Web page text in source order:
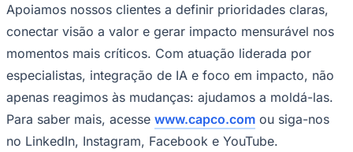
Apoiamos nossos clientes a definir prioridades claras,
conectar visão a valor e gerar impacto mensurável nos
momentos mais críticos. Com atuação liderada por
especialistas, integração de IA e foco em impacto, não
apenas reagimos às mudanças: ajudamos a moldá-las.
Para saber mais, acesse www.capco.com ou siga-nos
no LinkedIn, Instagram, Facebook e YouTube.